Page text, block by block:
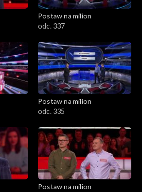
Postaw na milion
odc. 337
Postaw na milion
odc. 335
Postaw na milion